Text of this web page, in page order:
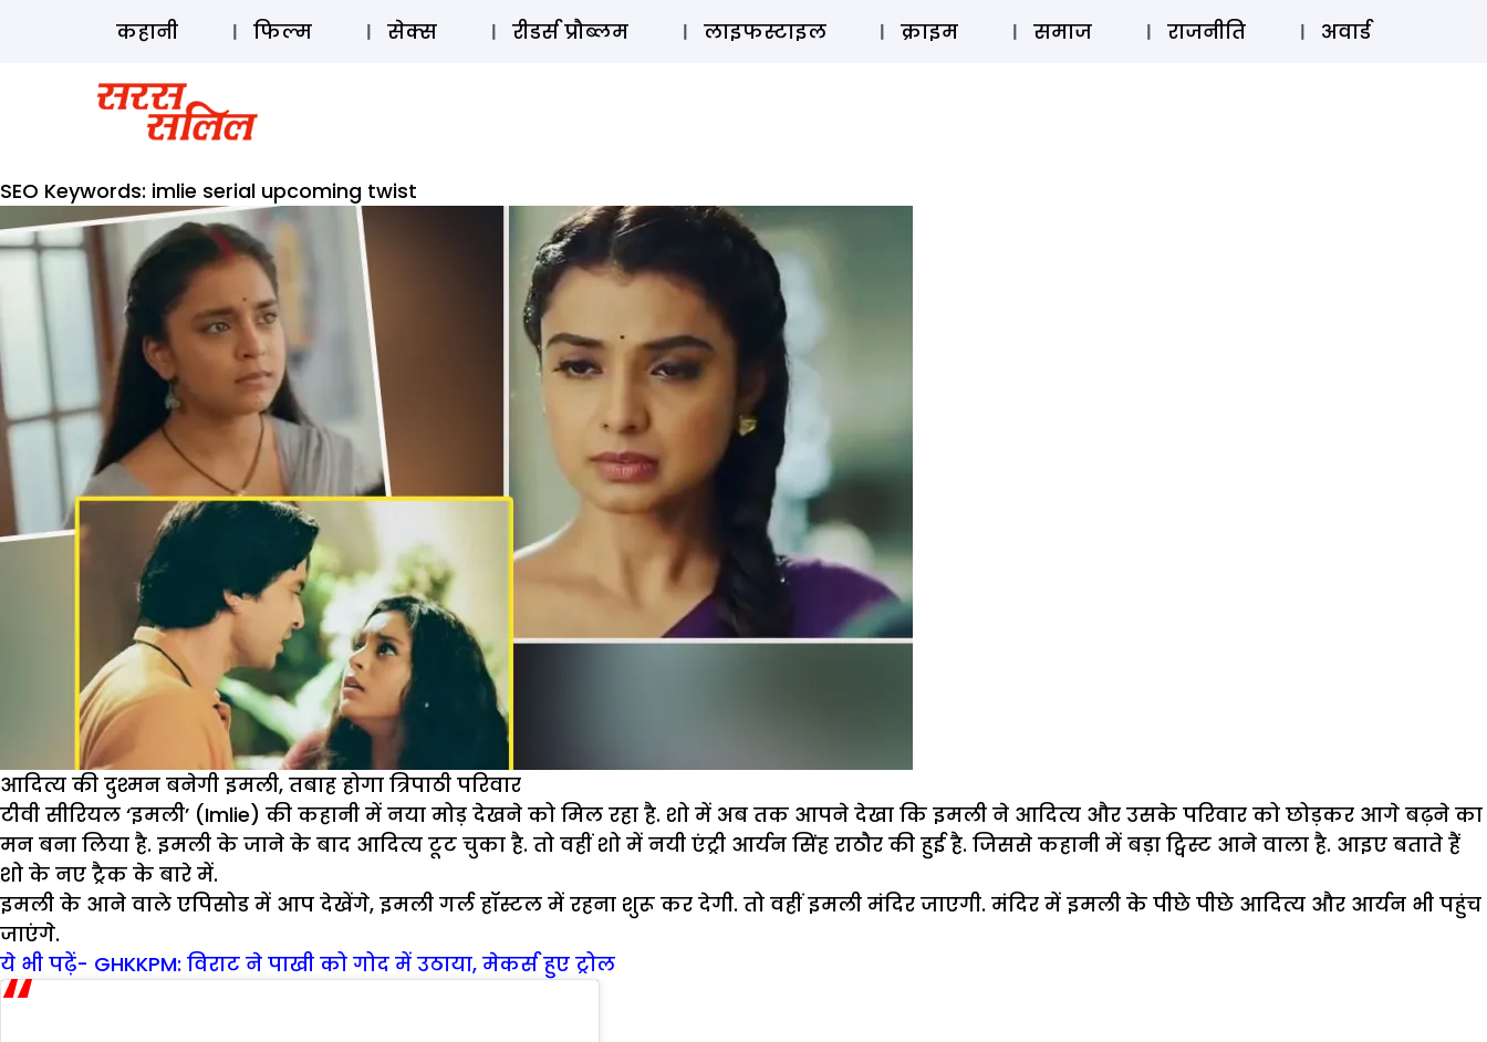
ऑडियो स्टोरी लॉग इन ⚲ SUBSCRIBE
कहानी फिल्म सेक्स रीडर्स प्रौब्लम लाइफस्टाइल क्राइम समाज राजनीति अवार्ड
SEO Keywords: imlie serial upcoming twist
आदित्य की दुश्मन बनेगी इमली, तबाह होगा त्रिपाठी परिवार
टीवी सीरियल ‘इमली’ (Imlie) की कहानी में नया मोड़ देखने को मिल रहा है. शो में अब तक आपने देखा कि इमली ने आदित्य और उसके परिवार को छोड़कर आगे बढ़ने का
मन बना लिया है. इमली के जाने के बाद आदित्य टूट चुका है. तो वहीं शो में नयी एंट्री आर्यन सिंह राठौर की हुई है. जिससे कहानी में बड़ा ट्विस्ट आने वाला है. आइए बताते हैं
शो के नए ट्रैक के बारे में.
इमली के आने वाले एपिसोड में आप देखेंगे, इमली गर्ल हॉस्टल में रहना शुरू कर देगी. तो वहीं इमली मंदिर जाएगी. मंदिर में इमली के पीछे पीछे आदित्य और आर्यन भी पहुंच
जाएंगे.
ये भी पढ़ें- GHKKPM: विराट ने पाखी को गोद में उठाया, मेकर्स हुए ट्रोल